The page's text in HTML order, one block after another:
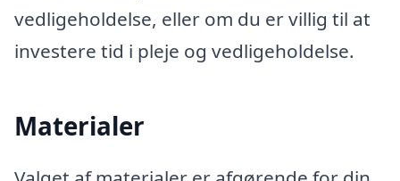
vedligeholdelse, eller om du er villig til at
investere tid i pleje og vedligeholdelse.
Materialer